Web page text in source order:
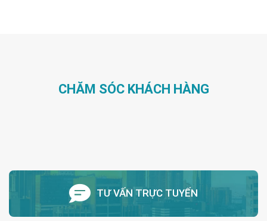
CHĂM SÓC KHÁCH HÀNG
TƯ VẤN TRỰC TUYẾN